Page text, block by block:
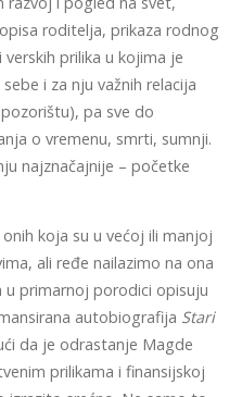
roditelja, prikaza rodnog
prilika u kojima je
i za nju važnih relacija
pa sve do
o vremenu, smrti, sumnji.
najznačajnije – početke
koja su u većoj ili manjoj
ali ređe nailazimo na ona
primarnoj porodici opisuju
autobiografija Stari
da je odrastanje Magde
prilikama i finansijskoj